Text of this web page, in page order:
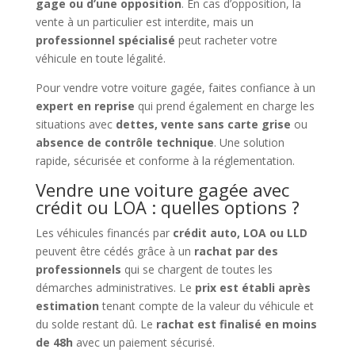
gage ou d’une opposition. En cas d’opposition, la
vente à un particulier est interdite, mais un
professionnel spécialisé peut racheter votre
véhicule en toute légalité.
Pour vendre votre voiture gagée, faites confiance à un
expert en reprise qui prend également en charge les
situations avec dettes, vente sans carte grise ou
absence de contrôle technique. Une solution
rapide, sécurisée et conforme à la réglementation.
Vendre une voiture gagée avec
crédit ou LOA : quelles options ?
Les véhicules financés par crédit auto, LOA ou LLD
peuvent être cédés grâce à un rachat par des
professionnels qui se chargent de toutes les
démarches administratives. Le prix est établi après
estimation tenant compte de la valeur du véhicule et
du solde restant dû. Le rachat est finalisé en moins
de 48h avec un paiement sécurisé.